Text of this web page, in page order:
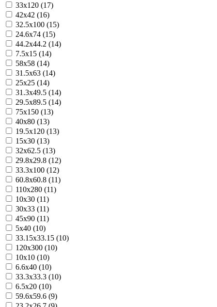
33x120 (17)
42x42 (16)
32.5x100 (15)
24.6x74 (15)
44.2x44.2 (14)
7.5x15 (14)
58x58 (14)
31.5x63 (14)
25x25 (14)
31.3x49.5 (14)
29.5x89.5 (14)
75x150 (13)
40x80 (13)
19.5x120 (13)
15x30 (13)
32x62.5 (13)
29.8x29.8 (12)
33.3x100 (12)
60.8x60.8 (11)
110x280 (11)
10x30 (11)
30x33 (11)
45x90 (11)
5x40 (10)
33.15x33.15 (10)
120x300 (10)
10x10 (10)
6.6x40 (10)
33.3x33.3 (10)
6.5x20 (10)
59.6x59.6 (9)